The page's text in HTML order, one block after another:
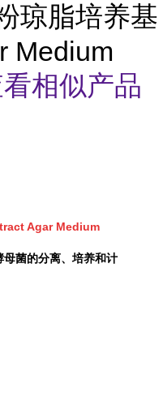
琼脂培养基
Medium
相似产品
Agar Medium
菌的分离、培养和计